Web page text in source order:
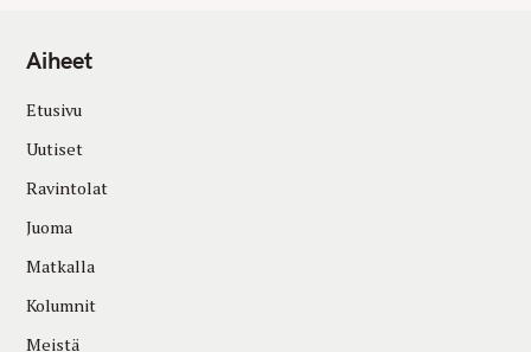
Aiheet
Etusivu
Uutiset
Ravintolat
Juoma
Matkalla
Kolumnit
Meistä